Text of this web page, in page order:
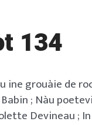
134
ine grouàie de
; Nàu
Devineau ;